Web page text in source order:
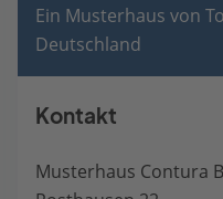
Ein Musterhaus von
Deutschland
Kontakt
Musterhaus Contura